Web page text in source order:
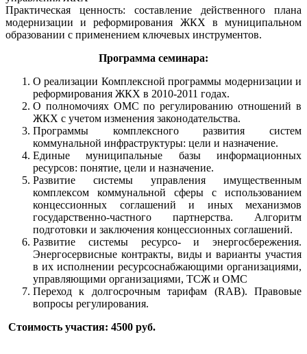
Практическая ценность: составление действенного плана
модернизации и реформирования ЖКХ в муниципальном
образовании с применением ключевых инструментов.
Программа семинара:
О реализации Комплексной программы модернизации и
реформирования ЖКХ в 2010-2011 годах.
О полномочиях ОМС по регулированию отношений в
ЖКХ с учетом изменения законодательства.
Программы комплексного развития систем
коммунальной инфраструктуры: цели и назначение.
Единые муниципальные базы информационных
ресурсов: понятие, цели и назначение.
Развитие системы управления имущественным
комплексом коммунальной сферы с использованием
концессионных соглашений и иных механизмов
государственно-частного партнерства. Алгоритм
подготовки и заключения концессионных соглашений.
Развитие системы ресурсо- и энергосбережения.
Энергосервисные контракты, виды и варианты участия
в их исполнении ресурсоснабжающими организациями,
управляющими организациями, ТСЖ и ОМС
Переход к долгосрочным тарифам (RAB). Правовые
вопросы регулирования.
Стоимость участия: 4500 руб.